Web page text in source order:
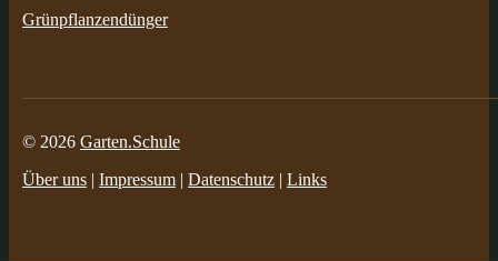
Grünpflanzendünger
© 2026 Garten.Schule
Über uns | Impressum | Datenschutz | Links